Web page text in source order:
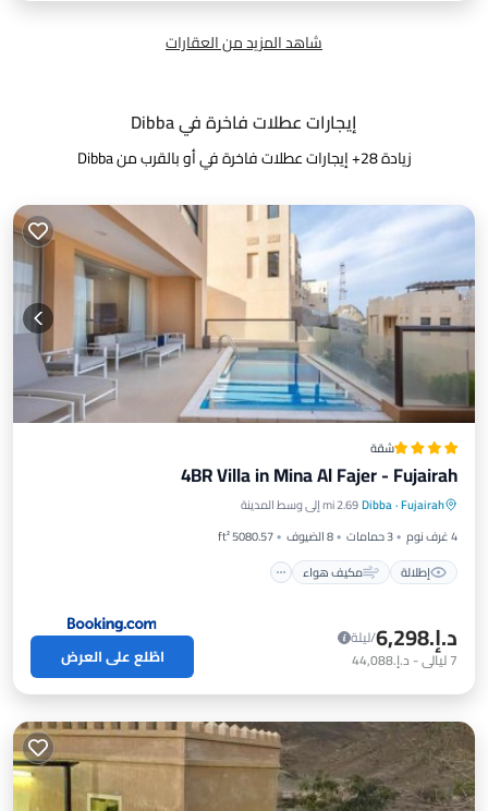
شاهد المزيد من العقارات
إيجارات عطلات فاخرة في Dibba
زيادة28+ إيجارات عطلات فاخرة في أو بالقرب من Dibba
شقة
4BR Villa in Mina Al Fajer - Fujairah
Fujairah
·
Dibba2.69 mi إلى وسط المدينة
4 غرف نوم
3 حمامات 8 الضيوف
5080.57 ft²
إطلالة
مكيف هواء
إطلالة مكيف هواء
إنترنت
مناسب للأطفال
د.إ.‏6,298
/ليلة
7ليالي- د.إ.‏44,088 اطّلع على العرض